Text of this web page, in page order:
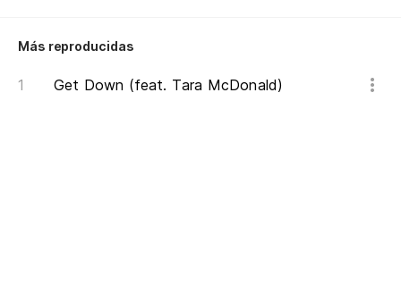
Más reproducidas
Get Down (feat. Tara McDonald)